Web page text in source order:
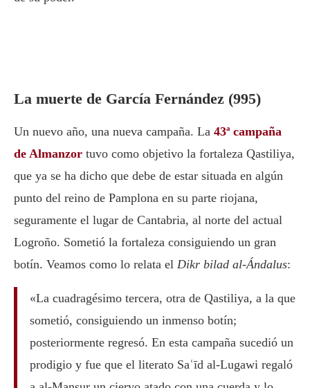
La muerte de García Fernández (995)
Un nuevo año, una nueva campaña. La 43ª campaña
de Almanzor tuvo como objetivo la fortaleza Qastiliya,
que ya se ha dicho que debe de estar situada en algún
punto del reino de Pamplona en su parte riojana,
seguramente el lugar de Cantabria, al norte del actual
Logroño. Sometió la fortaleza consiguiendo un gran
botín. Veamos como lo relata el Dikr bilad al-Ándalus:
«La cuadragésimo tercera, otra de Qastiliya, a la que
sometió, consiguiendo un inmenso botín;
posteriormente regresó. En esta campaña sucedió un
prodigio y fue que el literato Saʿīd al-Lugawi regaló